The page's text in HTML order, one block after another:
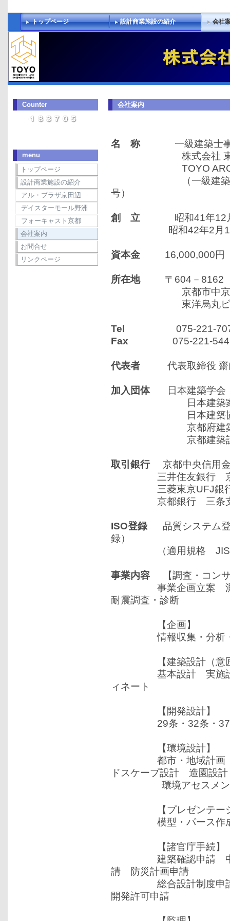
トップページ 設計商業施設の紹介 会社
Counter
menu
トップページ
設計商業施設の紹介
アル・プラザ京田辺
デイスターモール野洲
フォーキャスト京都
会社案内
お問合せ
リンクページ
会社案内
名 称一級建築士事
株式会社 東洋
TOYO
（一級建築士事務
号）
創 立 昭和41年12月1
昭和42年2月1日 株
資本金 16,000,000円
所在地〒604－8162
京都市中京区烏丸
東洋烏丸ビ
Tel
075-221-7078
Fax
075-221-
代表者 代表取締役 齋
加入団体日本建築学会
日本建築家
日本建築協
京都府建築
京都建築設計
取引銀行京都中央信用
三井住友銀行 京
三菱東京UFJ銀行
京都銀行 三条
ISO登録品質システム登
録）
（適用規格
事業内容 【調査・コン
事業企画立案 測量
耐震調査・診断
【企画】
情報収集・分析・
【建築設計（意匠
基本設計 実施設計
ィネート
【開発設計】
29条・32条・37条
【環境設計】
都市・地域計画 ま
ドスケープ設計 造園設計
環境アセスメン
【プレゼンテーシ
模型・パース作成
【諸官庁手続】
建築確認申請 中高
請 防災計画申請
総合設計制度申請
開発許可申請